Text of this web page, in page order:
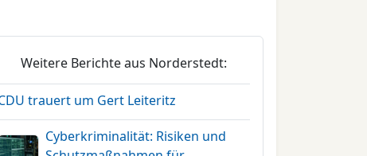
Weitere Berichte aus Norderstedt:
trauert um Gert Leiteritz
Cyberkriminalität: Risiken und